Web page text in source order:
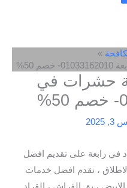
حشرات في
رابعة على تقديم افضل
، نقدم افضل خدمات
، بق الفراش ، القراد